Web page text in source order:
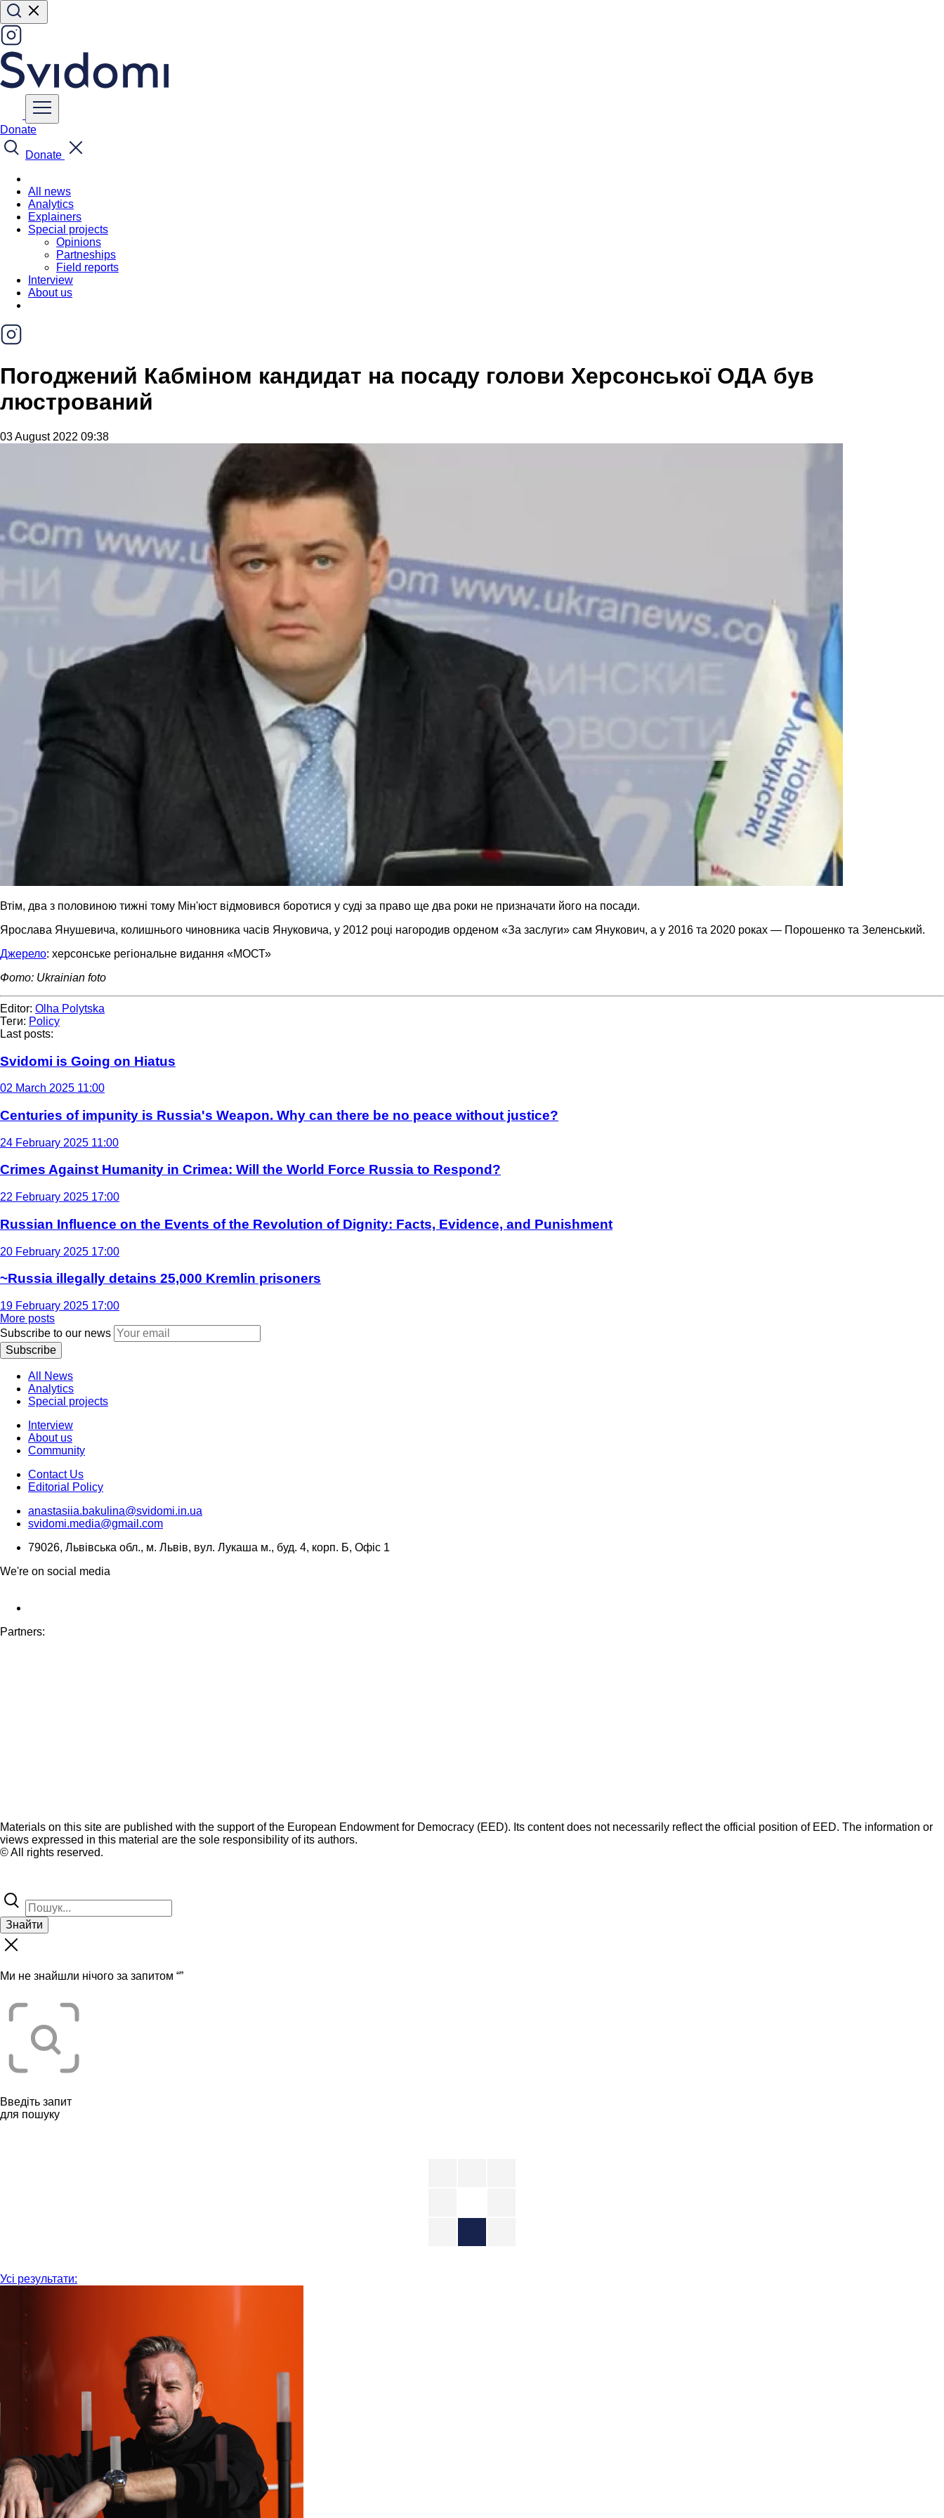
Donate
Donate
All news
Analytics
Explainers
Special projects
Opinions
Partneships
Field reports
Interview
About us
Погоджений Кабміном кандидат на посаду голови Херсонської ОДА був
люстрований
03 August 2022 09:38
Втім, два з половиною тижні тому Мін'юст відмовився боротися у суді за право ще два роки не призначати його на посади.
Ярослава Янушевича, колишнього чиновника часів Януковича, у 2012 році нагородив орденом «За заслуги» сам Янукович, а у 2016 та 2020 роках — Порошенко та Зеленський.
Джерело: херсонське регіональне видання «МОСТ»
Фото: Ukrainian foto
Editor: Olha Polytska
Теги: Policy
Last posts:
Svidomi is Going on Hiatus
02 March 2025 11:00
Centuries of impunity is Russia's Weapon. Why can there be no peace without justice?
24 February 2025 11:00
Crimes Against Humanity in Crimea: Will the World Force Russia to Respond?
22 February 2025 17:00
Russian Influence on the Events of the Revolution of Dignity: Facts, Evidence, and Punishment
20 February 2025 17:00
~Russia illegally detains 25,000 Kremlin prisoners
19 February 2025 17:00
More posts
Subscribe to our news
Subscribe
All News
Analytics
Special projects
Interview
About us
Community
Contact Us
Editorial Policy
anastasiia.bakulina@svidomi.in.ua
svidomi.media@gmail.com
79026, Львівська обл., м. Львів, вул. Лукаша м., буд. 4, корп. Б, Офіс 1
We're on social media
Partners:
Materials on this site are published with the support of the European Endowment for Democracy (EED). Its content does not necessarily reflect the official position of EED. The information or
views expressed in this material are the sole responsibility of its authors.
© All rights reserved.
Знайти
Ми не знайшли нічого за запитом “”
Введіть запит
для пошуку
Усі результати: